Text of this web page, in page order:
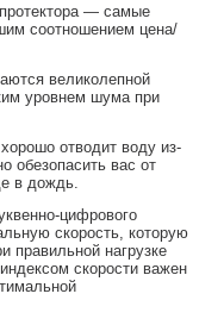
— самые
соотношением цена/
великолепной
уровнем шума при
отводит воду из-
обезопасить вас от
в дождь.
цифрового
скорость, которую
правильной нагрузке
скорости важен